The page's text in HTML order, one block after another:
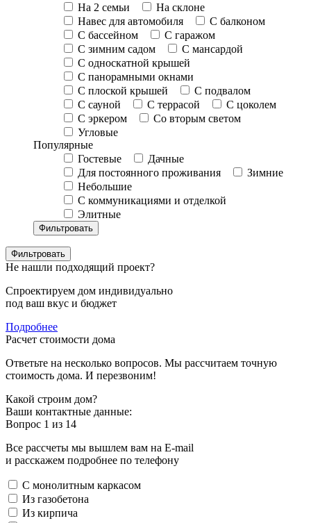
На 2 семьи
На склоне
Навес для автомобиля
С балконом
С бассейном
С гаражом
С зимним садом
С мансардой
С односкатной крышей
С панорамными окнами
С плоской крышей
С подвалом
С сауной
С террасой
С цоколем
С эркером
Со вторым светом
Угловые
Популярные
Гостевые
Дачные
Для постоянного проживания
Зимние
Небольшие
С коммуникациями и отделкой
Элитные
Фильтровать
Не нашли подходящий проект?
Спроектируем дом индивидуально
под ваш вкус и бюджет
Подробнее
Расчет стоимости дома
Ответьте на несколько вопросов. Мы рассчитаем точную
стоимость дома. И перезвоним!
Какой строим дом?
Ваши контактные данные:
Вопрос 1 из 14
Все рассчеты мы вышлем вам на E-mail
и расскажем подробнее по телефону
С монолитным каркасом
Из газобетона
Из кирпича